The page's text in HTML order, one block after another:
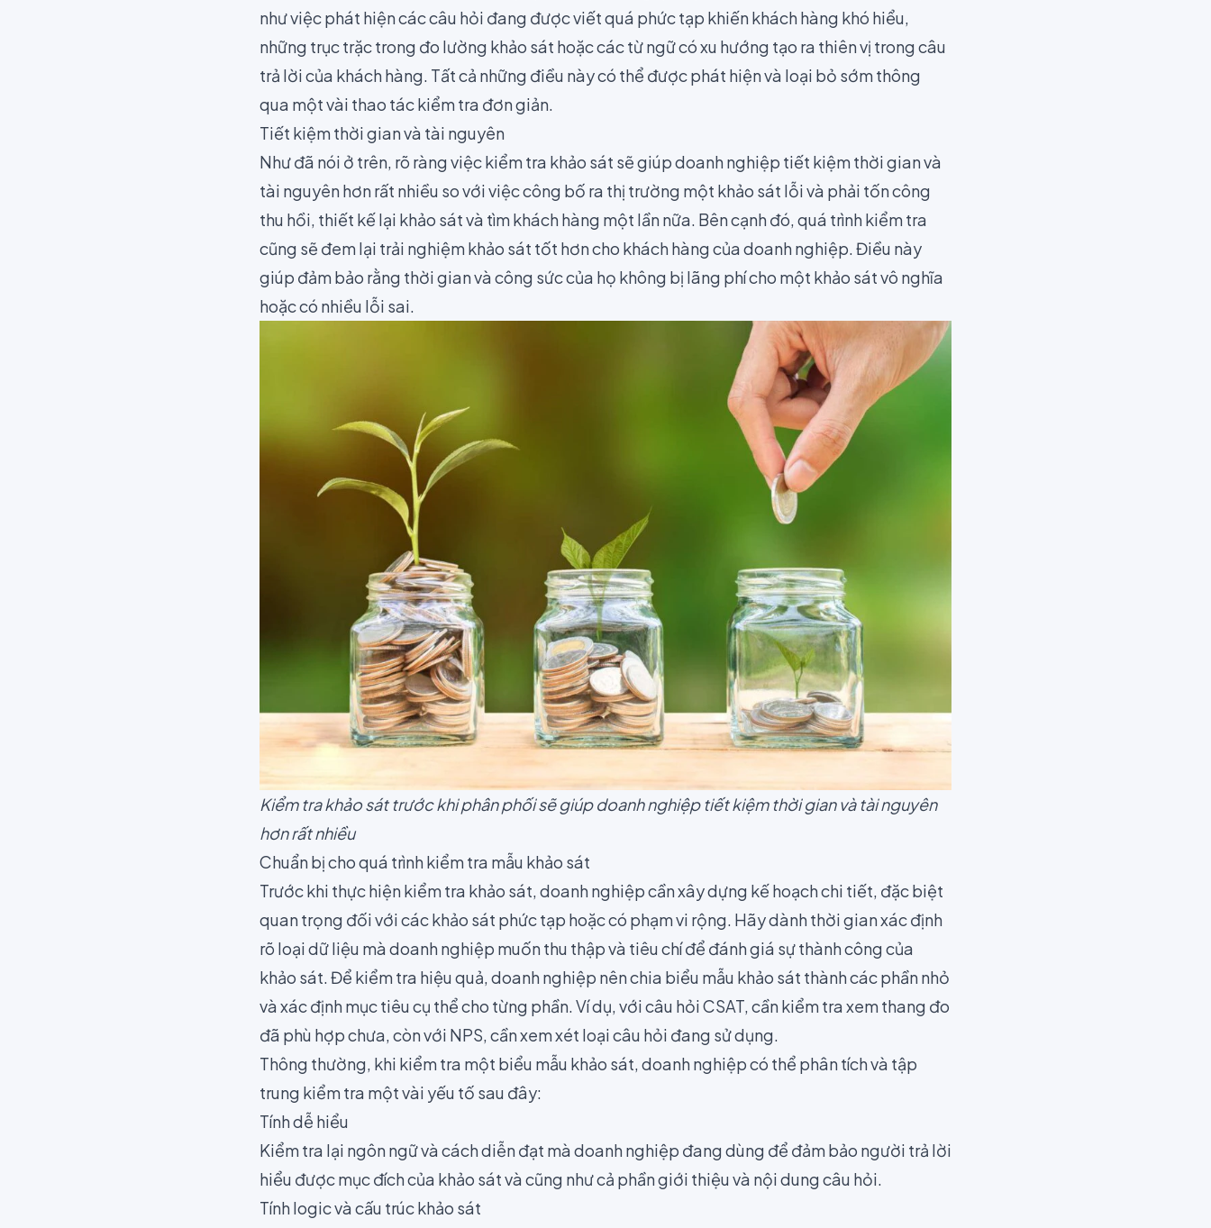
như việc phát hiện các câu hỏi đang được viết quá phức tạp khiến khách hàng khó hiểu,
những trục trặc trong đo lường khảo sát hoặc các từ ngữ có xu hướng tạo ra thiên vị trong câu
trả lời của khách hàng. Tất cả những điều này có thể được phát hiện và loại bỏ sớm thông
qua một vài thao tác kiểm tra đơn giản.
Tiết kiệm thời gian và tài nguyên
Như đã nói ở trên, rõ ràng việc kiểm tra khảo sát sẽ giúp doanh nghiệp tiết kiệm thời gian và
tài nguyên hơn rất nhiều so với việc công bố ra thị trường một khảo sát lỗi và phải tốn công
thu hồi, thiết kế lại khảo sát và tìm khách hàng một lần nữa. Bên cạnh đó, quá trình kiểm tra
cũng sẽ đem lại trải nghiệm khảo sát tốt hơn cho khách hàng của doanh nghiệp. Điều này
giúp đảm bảo rằng thời gian và công sức của họ không bị lãng phí cho một khảo sát vô nghĩa
hoặc có nhiều lỗi sai.
Kiểm tra khảo sát trước khi phân phối sẽ giúp doanh nghiệp tiết kiệm thời gian và tài nguyên
hơn rất nhiều
Chuẩn bị cho quá trình kiểm tra mẫu khảo sát
Trước khi thực hiện kiểm tra khảo sát, doanh nghiệp cần xây dựng kế hoạch chi tiết, đặc biệt
quan trọng đối với các khảo sát phức tạp hoặc có phạm vi rộng. Hãy dành thời gian xác định
rõ loại dữ liệu mà doanh nghiệp muốn thu thập và tiêu chí để đánh giá sự thành công của
khảo sát. Để kiểm tra hiệu quả, doanh nghiệp nên chia biểu mẫu khảo sát thành các phần nhỏ
và xác định mục tiêu cụ thể cho từng phần. Ví dụ, với câu hỏi CSAT, cần kiểm tra xem thang đo
đã phù hợp chưa, còn với NPS, cần xem xét loại câu hỏi đang sử dụng.
Thông thường, khi kiểm tra một biểu mẫu khảo sát, doanh nghiệp có thể phân tích và tập
trung kiểm tra một vài yếu tố sau đây:
Tính dễ hiểu
Kiểm tra lại ngôn ngữ và cách diễn đạt mà doanh nghiệp đang dùng để đảm bảo người trả lời
hiểu được mục đích của khảo sát và cũng như cả phần giới thiệu và nội dung câu hỏi.
Tính logic và cấu trúc khảo sát